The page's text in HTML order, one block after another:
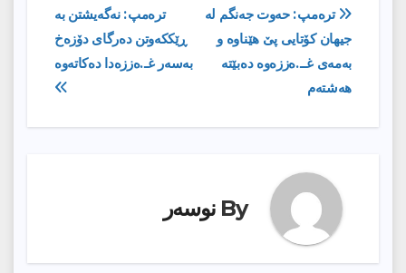
ڕێدۆزیی
بابەت
ترەمپ: نەگەیشتن بە
ڕێككەوتن دەرگای دۆزەخ
بەسەر غـ.ەززەدا دەکاتەوە
ترەمپ: حەوت جەنگم لە
جیهان كۆتایی پێ هێناوە و
بەمەی غــ.ەززەوە دەبێتە
هەشتەم
By نوسەر